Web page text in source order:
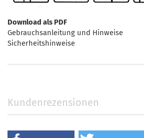
Download als PDF
Gebrauchsanleitung und Hinweise
Sicherheitshinweise
Kundenrezensionen